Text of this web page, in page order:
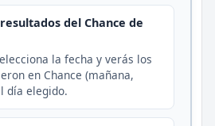
del Chance de
la fecha y verás los
en Chance (mañana,
día elegido.